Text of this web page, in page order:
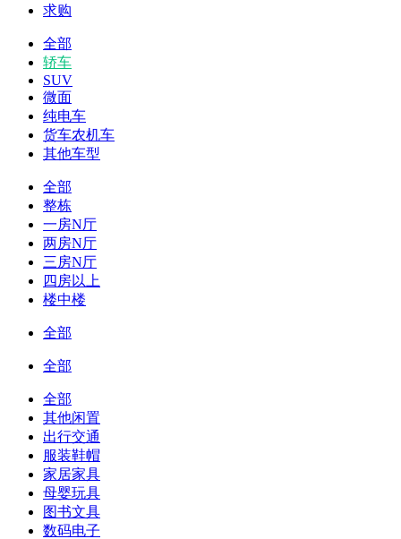
求购
全部
轿车
SUV
微面
纯电车
货车农机车
其他车型
全部
整栋
一房N厅
两房N厅
三房N厅
四房以上
楼中楼
全部
全部
全部
其他闲置
出行交通
服装鞋帽
家居家具
母婴玩具
图书文具
数码电子